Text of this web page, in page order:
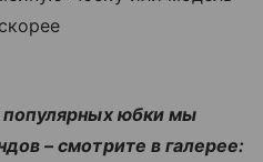
популярных юбки мы
– смотрите в галерее: